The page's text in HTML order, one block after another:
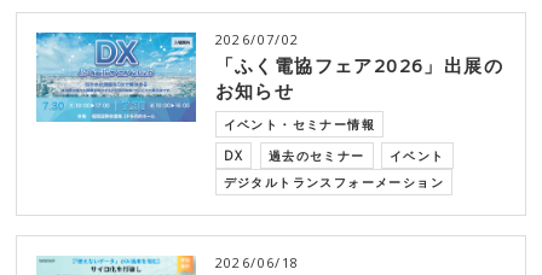
2026/07/02
「ふく電協フェア2026」出展の
お知らせ
イベント・セミナー情報
DX
過去のセミナー
イベント
デジタルトランスフォーメーション
2026/06/18